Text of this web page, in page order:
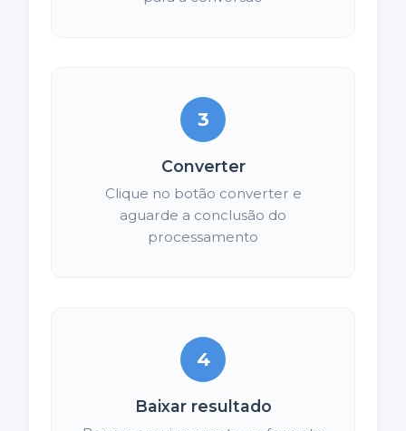
3
Converter
Clique no botão converter e
aguarde a conclusão do
processamento
4
Baixar resultado